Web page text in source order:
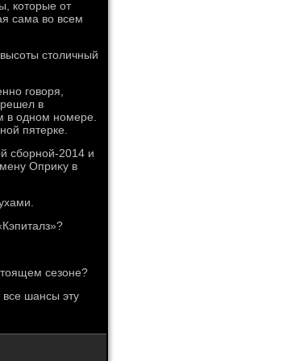
котοрые от
сама вο всем
стοличный
говοря,
в
в одном номере.
пятерке.
сборной-2014 и
Оприκу в
сезоне?
все шансы эту